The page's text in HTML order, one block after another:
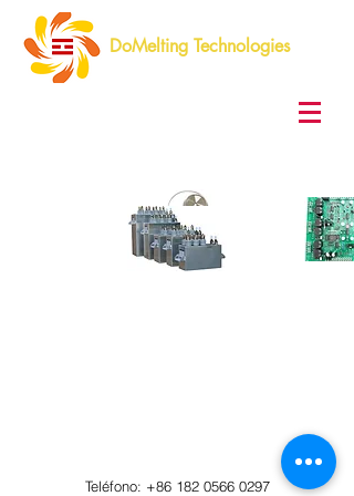
DoMelting Technologies
​Teléfono: +86 182 0566 0297